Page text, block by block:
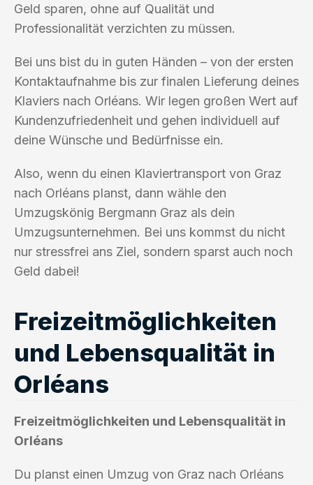
Geld sparen, ohne auf Qualität und
Professionalität verzichten zu müssen.
Bei uns bist du in guten Händen – von der ersten
Kontaktaufnahme bis zur finalen Lieferung deines
Klaviers nach Orléans. Wir legen großen Wert auf
Kundenzufriedenheit und gehen individuell auf
deine Wünsche und Bedürfnisse ein.
Also, wenn du einen Klaviertransport von Graz
nach Orléans planst, dann wähle den
Umzugskönig Bergmann Graz als dein
Umzugsunternehmen. Bei uns kommst du nicht
nur stressfrei ans Ziel, sondern sparst auch noch
Geld dabei!
Freizeitmöglichkeiten
und Lebensqualität in
Orléans
Freizeitmöglichkeiten und Lebensqualität in
Orléans
Du planst einen Umzug von Graz nach Orléans